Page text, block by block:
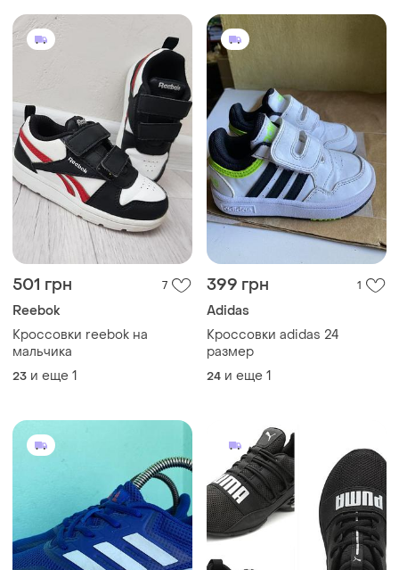
501 грн 7
Reebok
Кроссовки reebok на
мальчика
23 и еще 1
399 грн 1
Adidas
Кроссовки adidas 24
размер
24 и еще 1